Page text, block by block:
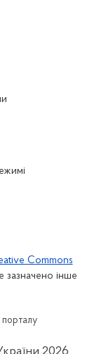
Commons
зазначено інше